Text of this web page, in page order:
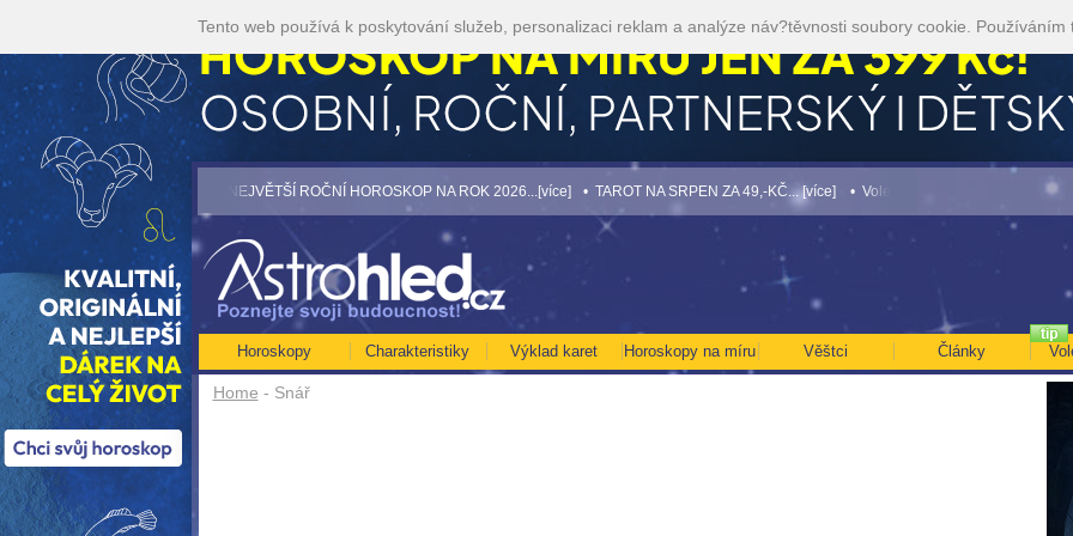
Home - Snář
Horoskopy Charakteristiky Výklad karet Horoskopy na míru Věštci Články
akci 35kč/min! [více] • NEJVĚTŠÍ ROČNÍ HOROSKOP NA ROK 2026...[více] • TAROT NA SRPEN ZA 49,-KČ... [více] • Volejte kartářkám levněji a využijte akci
Tento web používá k poskytování služeb, personalizaci reklam a analýze náv?těvnosti soubory cookie. Používáním